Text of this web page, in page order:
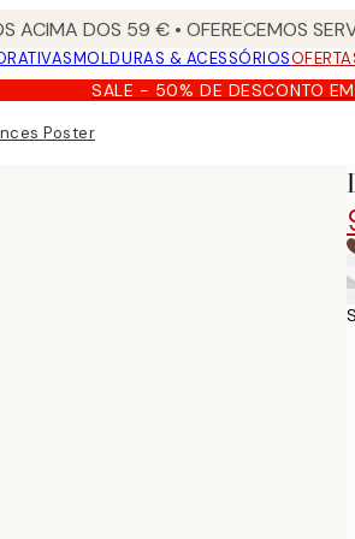
ACIMA DOS 59 € • OFERECEMOS
MOLDURAS & ACESSÓRIOS
SALE - 50% DE DESCONTO
Poster